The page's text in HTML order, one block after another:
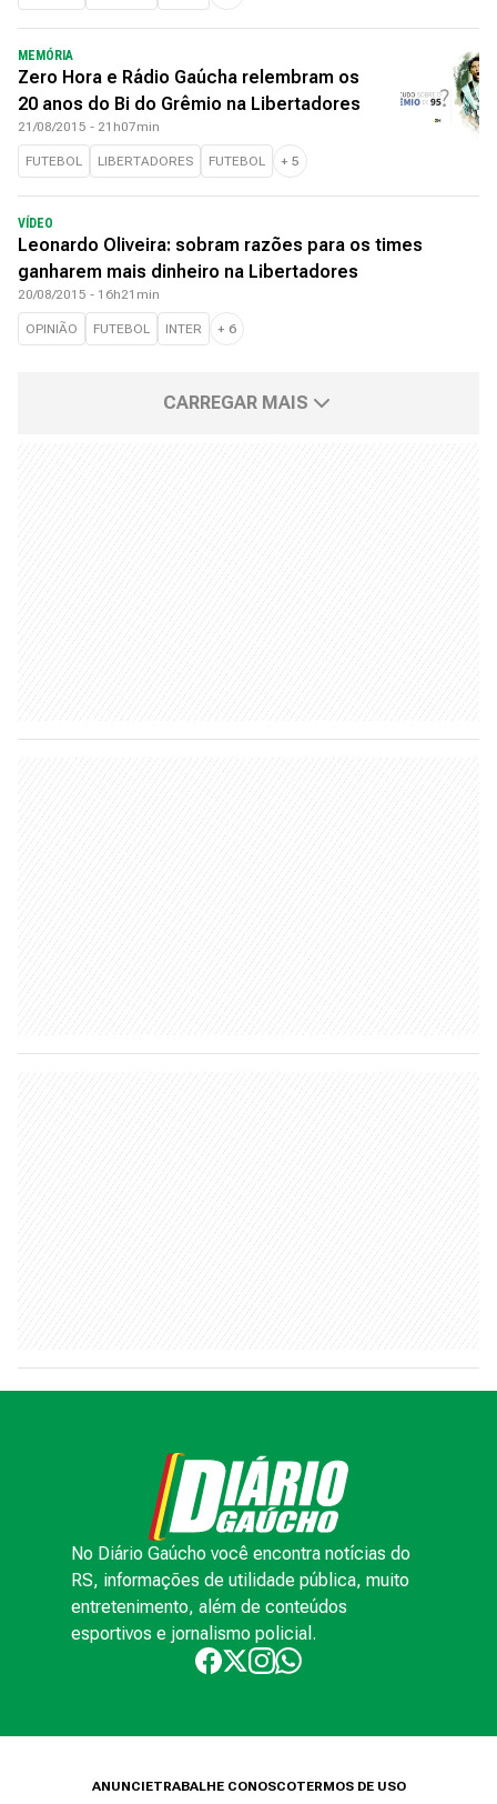
MEMÓRIA
Zero Hora e Rádio Gaúcha relembram os
20 anos do Bi do Grêmio na Libertadores
21/08/2015 - 21h07min
FUTEBOL LIBERTADORES FUTEBOL + 5
VÍDEO
Leonardo Oliveira: sobram razões para os times
ganharem mais dinheiro na Libertadores
20/08/2015 - 16h21min
OPINIÃO FUTEBOL INTER + 6
CARREGAR MAIS
No Diário Gaúcho você encontra notícias do
RS, informações de utilidade pública, muito
entretenimento, além de conteúdos
esportivos e jornalismo policial.
ANUNCIETRABALHE CONOSCOTERMOS DE USO